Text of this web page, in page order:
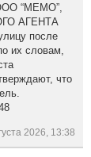
“МЕМО”,
АГЕНТА
после
их словам,
что
2026, 13:38